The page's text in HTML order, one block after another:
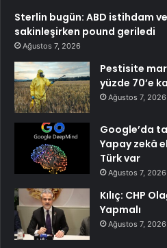
Sterlin bugün: ABD istihdam
sakinleşirken pound geriledi
Ağustos 7, 2026
Pestisite
yüzde 70’e
Ağustos 7, 2026
Google’da
Yapay zekâ
Türk var
Ağustos 7, 2026
Kılıç: CHP
Yapmalı
Ağustos 7, 2026